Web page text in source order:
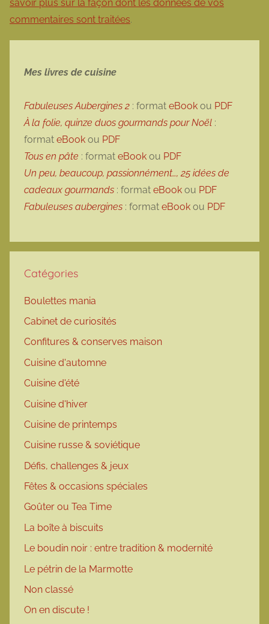
savoir plus sur la façon dont les données de vos
commentaires sont traitées.
Mes livres de cuisine
Fabuleuses Aubergines 2 : format eBook ou PDF
À la folie, quinze duos gourmands pour Noël :
format eBook ou PDF
Tous en pâte : format eBook ou PDF
Un peu, beaucoup, passionnément…, 25 idées de
cadeaux gourmands : format eBook ou PDF
Fabuleuses aubergines : format eBook ou PDF
Catégories
Boulettes mania
Cabinet de curiosités
Confitures & conserves maison
Cuisine d'automne
Cuisine d'été
Cuisine d'hiver
Cuisine de printemps
Cuisine russe & soviétique
Défis, challenges & jeux
Fêtes & occasions spéciales
Goûter ou Tea Time
La boîte à biscuits
Le boudin noir : entre tradition & modernité
Le pétrin de la Marmotte
Non classé
On en discute !